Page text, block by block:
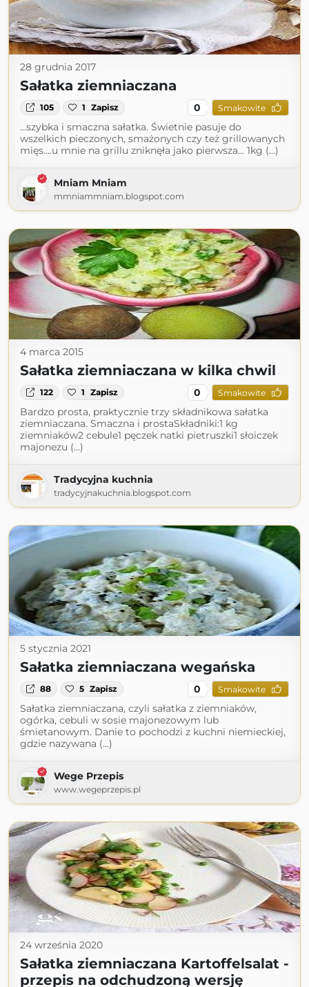
28 grudnia 2017
Sałatka ziemniaczana
105 1 Zapisz 0 Smakowite
...szybka i smaczna sałatka. Świetnie pasuje do
wszelkich pieczonych, smażonych czy też grillowanych
mięs....u mnie na grillu zniknęła jako pierwsza... 1kg (...)
Mniam Mniam
mmniammniam.blogspot.com
4 marca 2015
Sałatka ziemniaczana w kilka chwil
122 1 Zapisz 0 Smakowite
Bardzo prosta, praktycznie trzy składnikowa sałatka
ziemniaczana. Smaczna i prostaSkładniki:1 kg
ziemniaków2 cebule1 pęczek natki pietruszki1 słoiczek
majonezu (...)
Tradycyjna kuchnia
tradycyjnakuchnia.blogspot.com
5 stycznia 2021
Sałatka ziemniaczana wegańska
88 5 Zapisz 0 Smakowite
Sałatka ziemniaczana, czyli sałatka z ziemniaków,
ogórka, cebuli w sosie majonezowym lub
śmietanowym. Danie to pochodzi z kuchni niemieckiej,
gdzie nazywana (...)
Wege Przepis
www.wegeprzepis.pl
24 września 2020
Sałatka ziemniaczana Kartoffelsalat -
przepis na odchudzoną wersję